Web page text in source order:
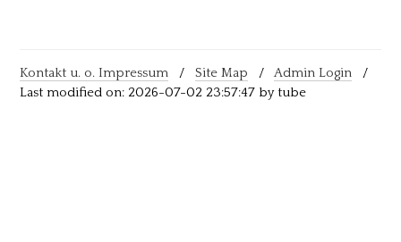
Kontakt u. o. Impressum /Site Map /Admin Login /
Last modified on: 2026-07-02 23:57:47 by tube